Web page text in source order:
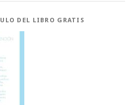
DEL LIBRO GRATIS